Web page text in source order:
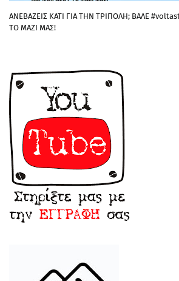
ΑΝΕΒΑΖΕΙΣ ΚΑΤΙ ΓΙΑ ΤΗΝ ΤΡΙΠΟΛΗ; ΒΑΛΕ
ΤΟ ΜΑΖΙ ΜΑΣ!